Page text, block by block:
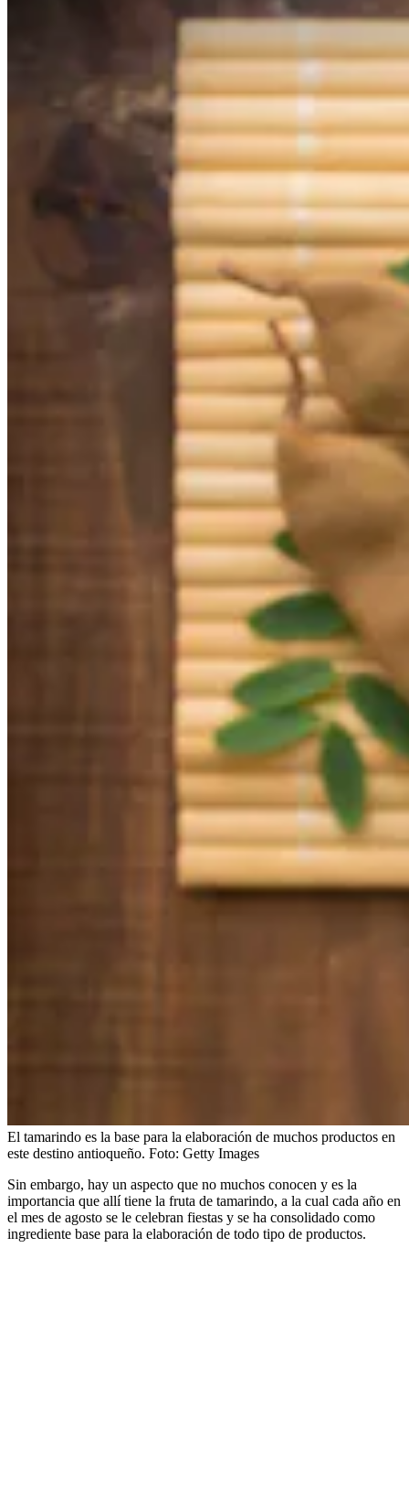
El tamarindo es la base para la elaboración de muchos productos en
este destino antioqueño. Foto: Getty Images
Sin embargo, hay un aspecto que no muchos conocen y es la
importancia que allí tiene la fruta de tamarindo, a la cual cada año en
el mes de agosto se le celebran fiestas y se ha consolidado como
ingrediente base para la elaboración de todo tipo de productos.